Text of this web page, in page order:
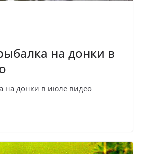
на донки в
на донки в июле видео